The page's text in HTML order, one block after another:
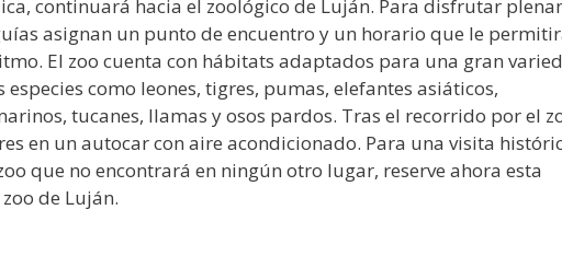
continuará hacia el zoológico de Luján. Para disfrutar
asignan un punto de encuentro y un horario que le
El zoo cuenta con hábitats adaptados para una gran
como leones, tigres, pumas, elefantes asiáticos,
tucanes, llamas y osos pardos. Tras el recorrido por el
en un autocar con aire acondicionado. Para una visita
que no encontrará en ningún otro lugar, reserve ahora esta
de Luján.